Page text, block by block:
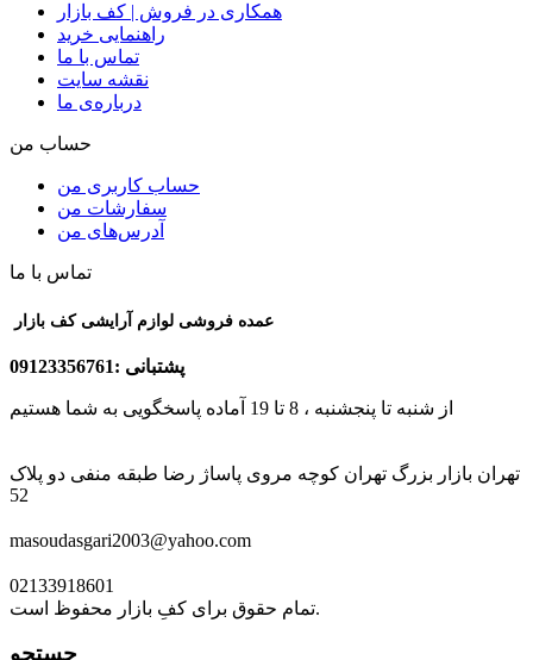
همکاری در فروش | کف بازار
راهنمایی خرید
تماس با ما
نقشه سایت
درباره‌ی ما
حساب من
حساب کاربری من
سفارشات من
آدرس‌های من
تماس با ما
پشتبانی :09123356761
از شنبه تا پنجشنبه ، 8 تا 19 آماده پاسخگویی به شما هستیم
تهران بازار بزرگ تهران کوچه مروی پاساژ رضا طبقه منفی دو پلاک
52
masoudasgari2003@yahoo.com
02133918601
تمام حقوق برای کفِ بازار محفوظ است.
جستجو